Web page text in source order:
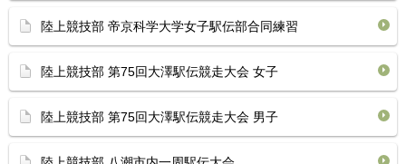
陸上競技部 帝京科学大学女子駅伝部合同練習
陸上競技部 第75回大澤駅伝競走大会 女子
陸上競技部 第75回大澤駅伝競走大会 男子